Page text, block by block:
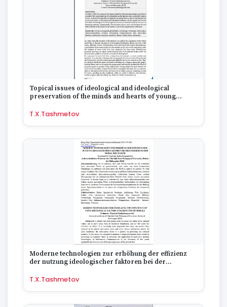
Topical issues of ideological and ideological
preservation of the minds and hearts of young
T.X.Tashmetov
Moderne technologien zur erhöhung der effizienz
der nutzung ideologischer faktoren bei der
T.X.Tashmetov